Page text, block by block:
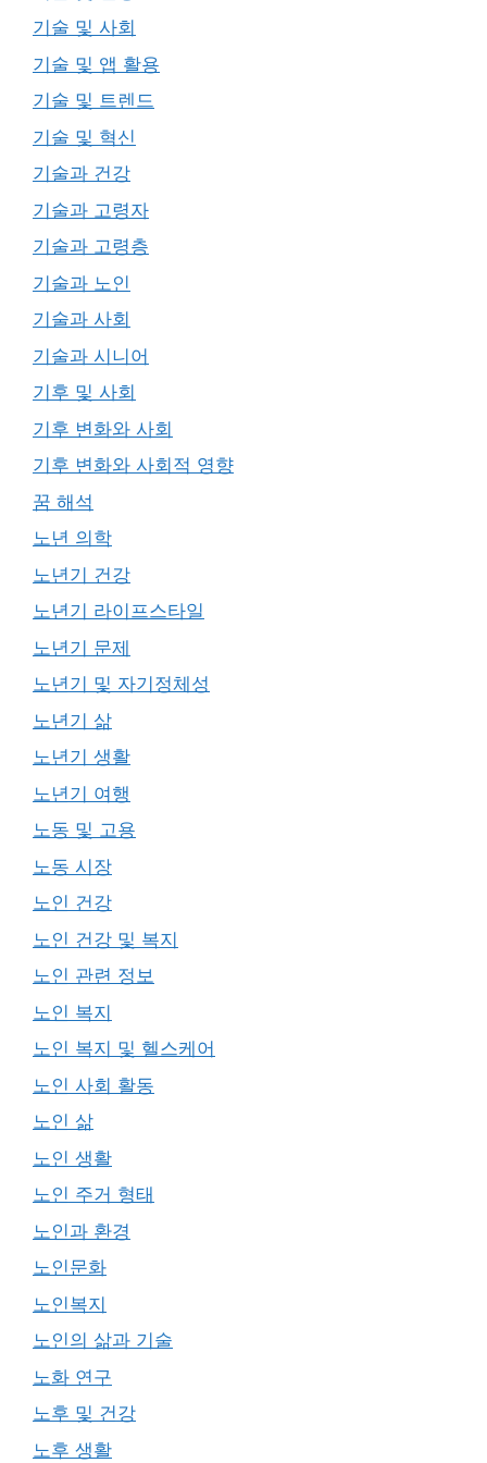
기술 및 사회
기술 및 앱 활용
기술 및 트렌드
기술 및 혁신
기술과 건강
기술과 고령자
기술과 고령층
기술과 노인
기술과 사회
기술과 시니어
기후 및 사회
기후 변화와 사회
기후 변화와 사회적 영향
꿈 해석
노년 의학
노년기 건강
노년기 라이프스타일
노년기 문제
노년기 및 자기정체성
노년기 삶
노년기 생활
노년기 여행
노동 및 고용
노동 시장
노인 건강
노인 건강 및 복지
노인 관련 정보
노인 복지
노인 복지 및 헬스케어
노인 사회 활동
노인 삶
노인 생활
노인 주거 형태
노인과 환경
노인문화
노인복지
노인의 삶과 기술
노화 연구
노후 및 건강
노후 생활